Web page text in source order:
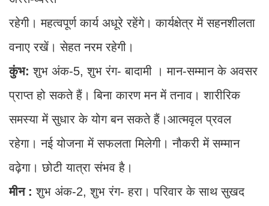
रहेगी। महत्वपूर्ण कार्य अधूरे रहेंगे। कार्यक्षेत्र में सहनशीलता
वनाए रखें। सेहत नरम रहेगी।
कुंभ:शुभ अंक-5, शुभ रंग- बादामी । मान-सम्मान के अवसर
प्राप्त हो सकते हैं। बिना कारण मन में तनाव। शारीरिक
समस्या में सुधार के योग बन सकते हैं।आत्मवृल प्रवल
रहेगा। नई योजना में सफलता मिलेगी। नौकरी में सम्मान
वढ़ेगा। छोटी यात्रा संभव है।
मीन :शुभ अंक-2, शुभ रंग- हरा। परिवार के साथ सुखद